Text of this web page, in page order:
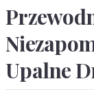
Upalne